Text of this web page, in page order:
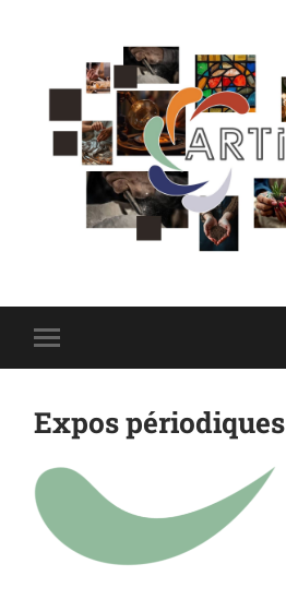
Toggle
mobile
Expos périodiques